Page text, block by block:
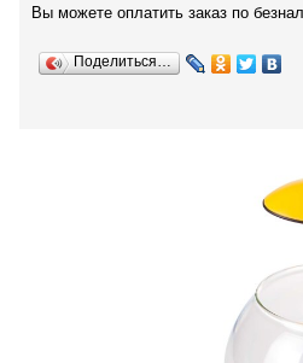
Вы можете оплатить заказ по
Поделиться…